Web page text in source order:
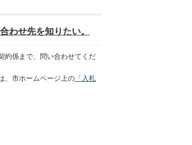
わせ先を知りたい。
約係まで、問い合わせてくだ
、市ホームページ上の 「入札